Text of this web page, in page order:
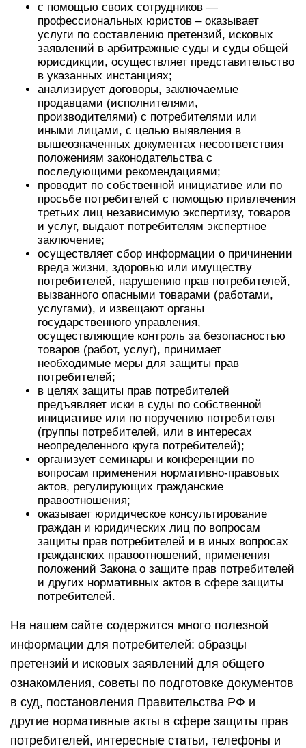
с помощью своих сотрудников —
профессиональных юристов – оказывает
услуги по составлению претензий, исковых
заявлений в арбитражные суды и суды общей
юрисдикции, осуществляет представительство
в указанных инстанциях;
анализирует договоры, заключаемые
продавцами (исполнителями,
производителями) с потребителями или
иными лицами, с целью выявления в
вышеозначенных документах несоответствия
положениям законодательства с
последующими рекомендациями;
проводит по собственной инициативе или по
просьбе потребителей с помощью привлечения
третьих лиц независимую экспертизу, товаров
и услуг, выдают потребителям экспертное
заключение;
осуществляет сбор информации о причинении
вреда жизни, здоровью или имуществу
потребителей, нарушению прав потребителей,
вызванного опасными товарами (работами,
услугами), и извещают органы
государственного управления,
осуществляющие контроль за безопасностью
товаров (работ, услуг), принимает
необходимые меры для защиты прав
потребителей;
в целях защиты прав потребителей
предъявляет иски в суды по собственной
инициативе или по поручению потребителя
(группы потребителей, или в интересах
неопределенного круга потребителей);
организует семинары и конференции по
вопросам применения нормативно-правовых
актов, регулирующих гражданские
правоотношения;
оказывает юридическое консультирование
граждан и юридических лиц по вопросам
защиты прав потребителей и в иных вопросах
гражданских правоотношений, применения
положений Закона о защите прав потребителей
и других нормативных актов в сфере защиты
потребителей.
На нашем сайте содержится много полезной
информации для потребителей: образцы
претензий и исковых заявлений для общего
ознакомления, советы по подготовке документов
в суд, постановления Правительства РФ и
другие нормативные акты в сфере защиты прав
потребителей, интересные статьи, телефоны и